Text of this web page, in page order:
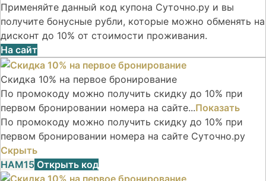
Применяйте данный код купона Суточно.ру и вы
получите бонусные рубли, которые можно обменять на
дисконт до 10% от стоимости проживания.
На сайт
Скидка 10% на первое бронирование
По промокоду можно получить скидку до 10% при
первом бронировании номера на сайте...Показать
По промокоду можно получить скидку до 10% при
первом бронировании номера на сайте Суточно.ру
Скрыть
НАМ15 Открыть код